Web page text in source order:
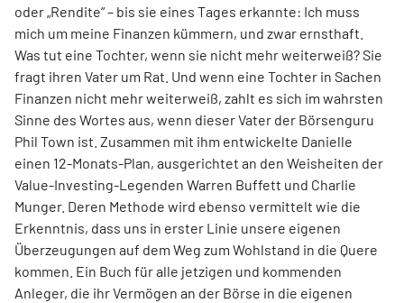
oder „Rendite“ – bis sie eines Tages erkannte: Ich muss
mich um meine Finanzen kümmern, und zwar ernsthaft.
Was tut eine Tochter, wenn sie nicht mehr weiterweiß? Sie
fragt ihren Vater um Rat. Und wenn eine Tochter in Sachen
Finanzen nicht mehr weiterweiß, zahlt es sich im wahrsten
Sinne des Wortes aus, wenn dieser Vater der Börsenguru
Phil Town ist. Zusammen mit ihm entwickelte Danielle
einen 12-Monats-Plan, ausgerichtet an den Weisheiten der
Value-Investing-Legenden Warren Buffett und Charlie
Munger. Deren Methode wird ebenso vermittelt wie die
Erkenntnis, dass uns in erster Linie unsere eigenen
Überzeugungen auf dem Weg zum Wohlstand in die Quere
kommen. Ein Buch für alle jetzigen und kommenden
Anleger, die ihr Vermögen an der Börse in die eigenen